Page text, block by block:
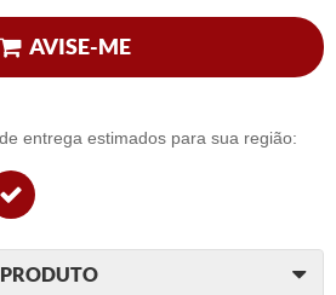
AVISE-ME
entrega estimados para sua região: